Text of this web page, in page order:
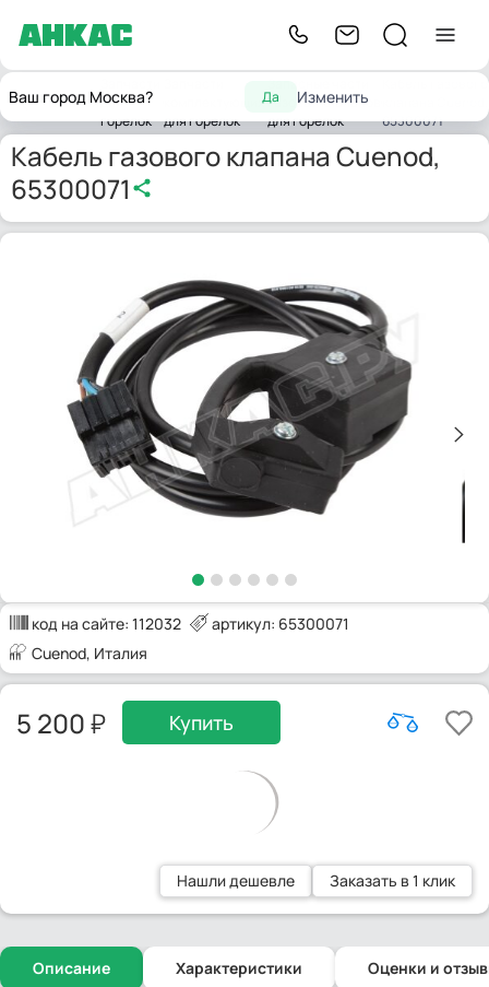
Ваш город Москва? Да Изменить
Главнаядля
горелок
комплектующих
для горелок
газовых клапанов
для горелок
Кабель газового
65300071
Кабель газового клапана Cuenod,
65300071
код на сайте: 112032
артикул: 65300071
Cuenod, Италия
5 200 Купить
Нашли дешевле Заказать в 1 клик
Описание Характеристики Оценки и